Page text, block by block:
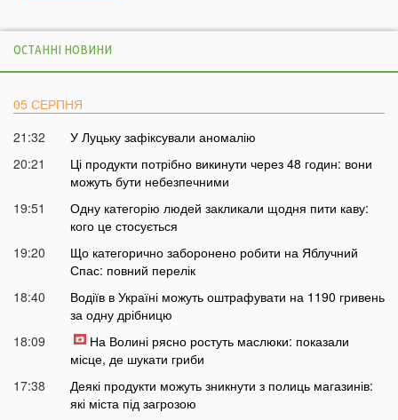
ОСТАННІ НОВИНИ
05 СЕРПНЯ
21:32
У Луцьку зафіксували аномалію
20:21
Ці продукти потрібно викинути через 48 годин: вони
можуть бути небезпечними
19:51
Одну категорію людей закликали щодня пити каву:
кого це стосується
19:20
Що категорично заборонено робити на Яблучний
Спас: повний перелік
18:40
Водіїв в Україні можуть оштрафувати на 1190 гривень
за одну дрібницю
18:09
На Волині рясно ростуть маслюки: показали
місце, де шукати гриби
17:38
Деякі продукти можуть зникнути з полиць магазинів:
які міста під загрозою